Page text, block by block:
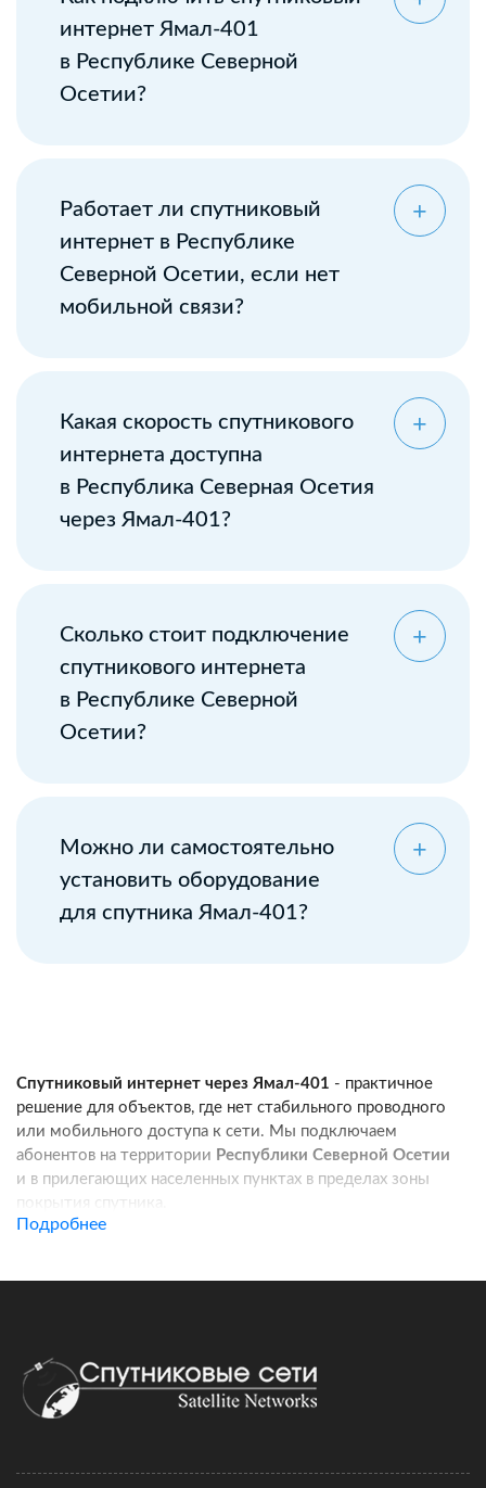
интернет Ямал-401
в Республике Северной
Осетии?
Работает ли спутниковый
интернет в Республике
Северной Осетии, если нет
мобильной связи?
Какая скорость спутникового
интернета доступна
в Республика Северная Осетия
через Ямал-401?
Сколько стоит подключение
спутникового интернета
в Республике Северной
Осетии?
Можно ли самостоятельно
установить оборудование
для спутника Ямал-401?
Спутниковый интернет через Ямал-401 - практичное
решение для объектов, где нет стабильного проводного
или мобильного доступа к сети. Мы подключаем
абонентов на территории Республики Северной Осетии
и в прилегающих населенных пунктах в пределах зоны
покрытия спутника.
стабильный доступ в интернет для работы, связи
и онлайн-сервисов.
договора и активацию тарифа. Монтаж можно выполнить
Подробнее